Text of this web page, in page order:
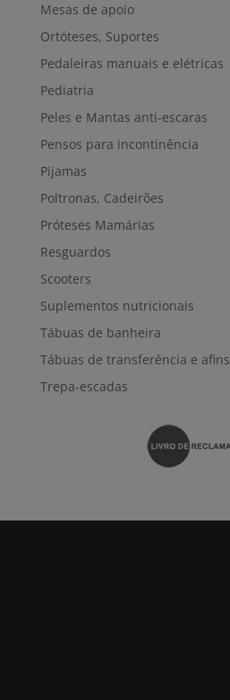
Mesas de apoio
Ortóteses, Suportes
Pedaleiras manuais e elétricas
Pediatria
Peles e Mantas anti-escaras
Pensos para incontinência
Pijamas
Poltronas, Cadeirões
Próteses Mamárias
Resguardos
Scooters
Suplementos nutricionais
Tábuas de banheira
Tábuas de transferência e afins
Trepa-escadas